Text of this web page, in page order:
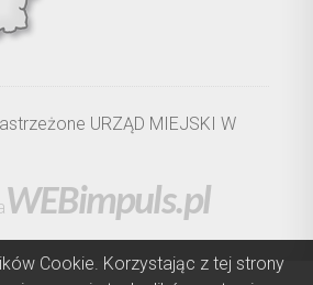
Cookie. Korzystając z tej strony
URZĄD MIEJSKI W
WEBimpuls.pl